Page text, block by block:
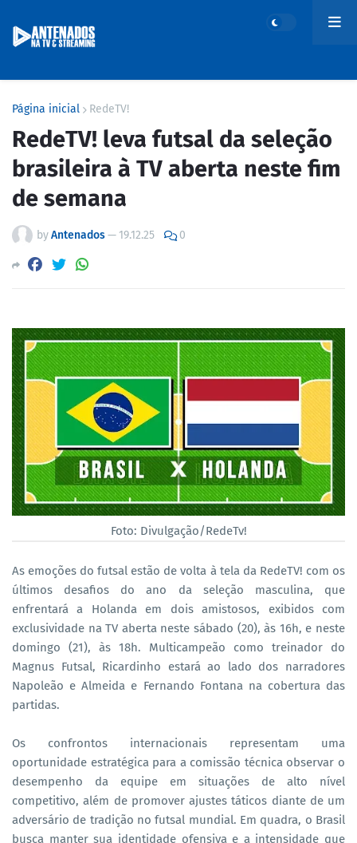
Página inicial RedeTV!
RedeTV! leva futsal da seleção
brasileira à TV aberta neste fim
de semana
byAntenados— 19.12.25 0
Foto: Divulgação/RedeTv!
As emoções do futsal estão de volta à tela da RedeTV! com os
últimos desafios do ano da seleção masculina, que
enfrentará a Holanda em dois amistosos, exibidos com
exclusividade na TV aberta neste sábado (20), às 16h, e neste
domingo (21), às 18h. Multicampeão como treinador do
Magnus Futsal, Ricardinho estará ao lado dos narradores
Napoleão e Almeida e Fernando Fontana na cobertura das
partidas.
Os confrontos internacionais representam uma
oportunidade estratégica para a comissão técnica observar o
desempenho da equipe em situações de alto nível
competitivo, além de promover ajustes táticos diante de um
adversário de tradição no futsal mundial. Em quadra, o Brasil
busca manter sua identidade ofensiva e a intensidade que